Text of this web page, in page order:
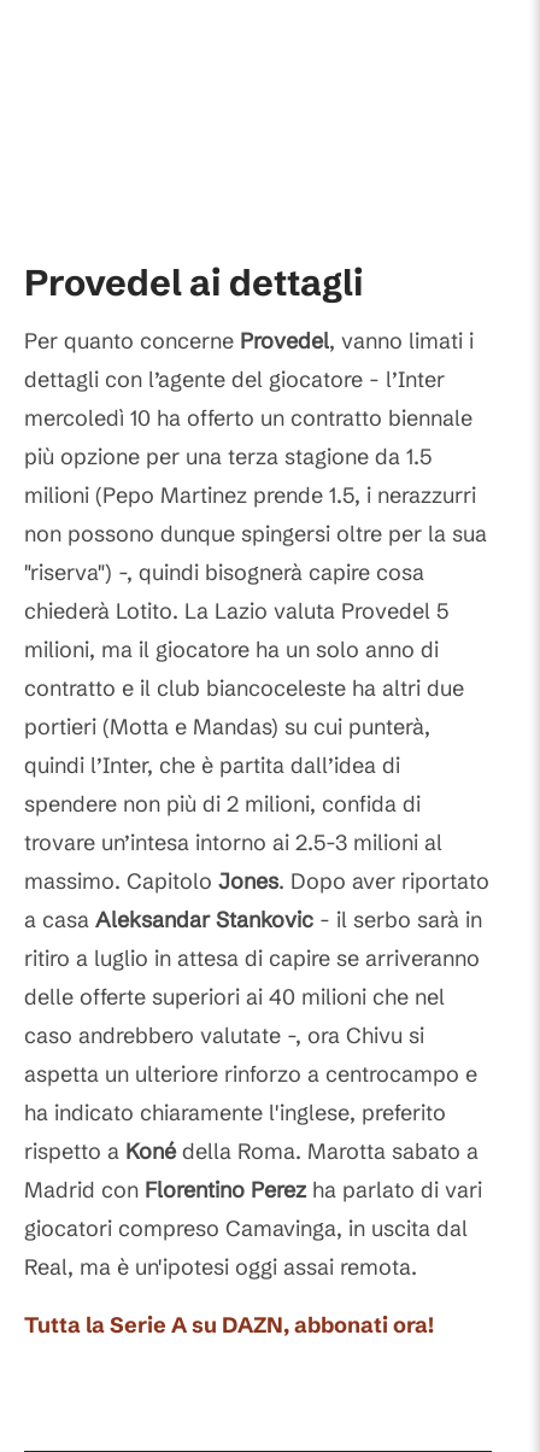
Provedel ai dettagli
Per quanto concerne Provedel, vanno limati i
dettagli con l’agente del giocatore - l’Inter
mercoledì 10 ha offerto un contratto biennale
più opzione per una terza stagione da 1.5
milioni (Pepo Martinez prende 1.5, i nerazzurri
non possono dunque spingersi oltre per la sua
"riserva") -, quindi bisognerà capire cosa
chiederà Lotito. La Lazio valuta Provedel 5
milioni, ma il giocatore ha un solo anno di
contratto e il club biancoceleste ha altri due
portieri (Motta e Mandas) su cui punterà,
quindi l’Inter, che è partita dall’idea di
spendere non più di 2 milioni, confida di
trovare un’intesa intorno ai 2.5-3 milioni al
massimo. Capitolo Jones. Dopo aver riportato
a casa Aleksandar Stankovic - il serbo sarà in
ritiro a luglio in attesa di capire se arriveranno
delle offerte superiori ai 40 milioni che nel
caso andrebbero valutate -, ora Chivu si
aspetta un ulteriore rinforzo a centrocampo e
ha indicato chiaramente l'inglese, preferito
rispetto a Konédella Roma. Marotta sabato a
Madrid con Florentino Perezha parlato di vari
giocatori compreso Camavinga, in uscita dal
Real, ma è un'ipotesi oggi assai remota.
Tutta la Serie A su DAZN, abbonati ora!